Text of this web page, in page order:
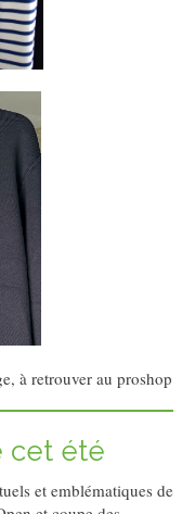
à retrouver au proshop
cet été
et emblématiques de